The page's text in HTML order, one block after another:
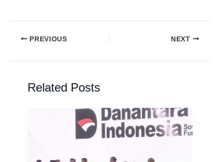
PREVIOUS NEXT
Related Posts